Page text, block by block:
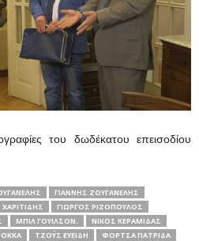
του δωδέκατου επεισοδίου
ΓΙΆΝΝΗΣ ΖΟΥΓΑΝΈΛΗΣ
ΓΙΏΡΓΟΣ ΡΙΖΌΠΟΥΛΟΣ
ΜΠΙΛ ΓΟΥΊΛΣΟΝ.
ΝΊΚΟΣ ΚΕΡΑΜΊΔΑΣ
ΤΖΌΥΣ ΕΥΕΊΔΗ ΦΟΡΤΣΑ ΠΑΤΡΙΔΑ